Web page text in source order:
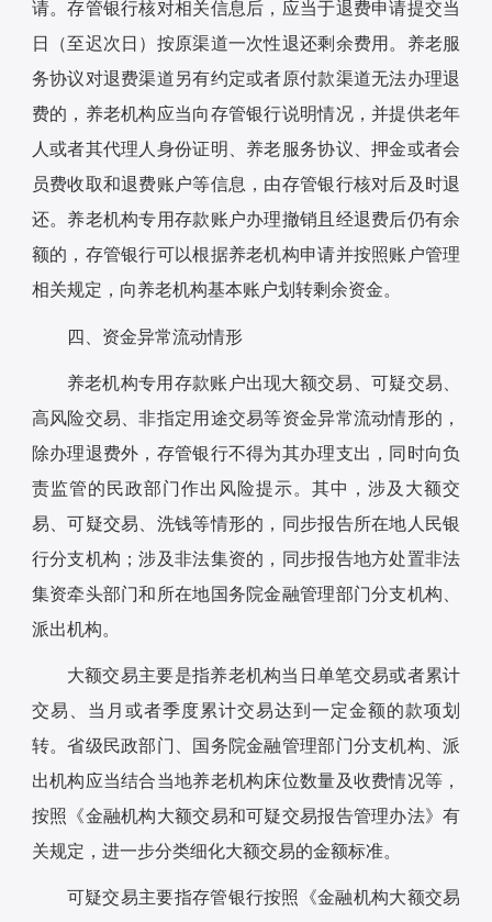
请。存管银行核对相关信息后，应当于退费申请提交当
日（至迟次日）按原渠道一次性退还剩余费用。养老服
务协议对退费渠道另有约定或者原付款渠道无法办理退
费的，养老机构应当向存管银行说明情况，并提供老年
人或者其代理人身份证明、养老服务协议、押金或者会
员费收取和退费账户等信息，由存管银行核对后及时退
还。养老机构专用存款账户办理撤销且经退费后仍有余
额的，存管银行可以根据养老机构申请并按照账户管理
相关规定，向养老机构基本账户划转剩余资金。
四、资金异常流动情形
养老机构专用存款账户出现大额交易、可疑交易、
高风险交易、非指定用途交易等资金异常流动情形的，
除办理退费外，存管银行不得为其办理支出，同时向负
责监管的民政部门作出风险提示。其中，涉及大额交
易、可疑交易、洗钱等情形的，同步报告所在地人民银
行分支机构；涉及非法集资的，同步报告地方处置非法
集资牵头部门和所在地国务院金融管理部门分支机构、
派出机构。
大额交易主要是指养老机构当日单笔交易或者累计
交易、当月或者季度累计交易达到一定金额的款项划
转。省级民政部门、国务院金融管理部门分支机构、派
出机构应当结合当地养老机构床位数量及收费情况等，
按照《金融机构大额交易和可疑交易报告管理办法》有
关规定，进一步分类细化大额交易的金额标准。
可疑交易主要指存管银行按照《金融机构大额交易